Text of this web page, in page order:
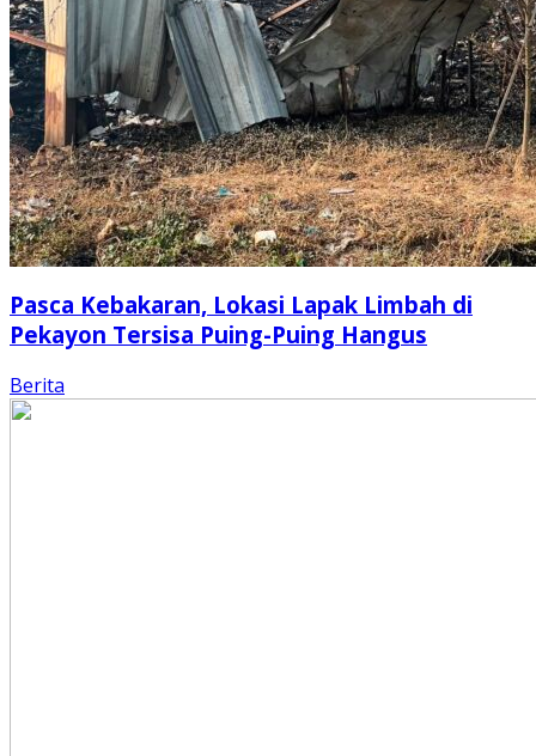
Pasca Kebakaran, Lokasi Lapak Limbah di
Pekayon Tersisa Puing-Puing Hangus
Berita